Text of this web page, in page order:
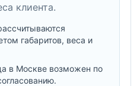
клиента.
габаритов, веса и
в Москве возможен по